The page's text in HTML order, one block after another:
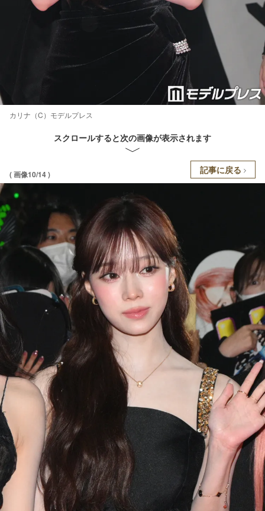
カリナ（C）モデルプレス
スクロールすると次の画像が表示されます
( 画像10/14 ) 記事に戻る